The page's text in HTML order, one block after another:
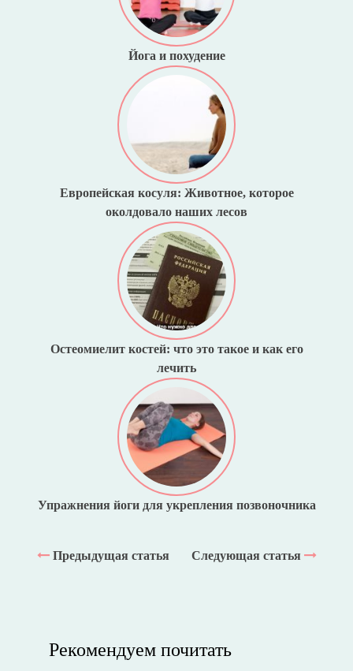
Йога и похудение
Европейская косуля: Животное, которое
околдовало наших лесов
Остеомиелит костей: что это такое и как его
лечить
Упражнения йоги для укрепления позвоночника
Предыдущая статья Следующая статья
Рекомендуем почитать